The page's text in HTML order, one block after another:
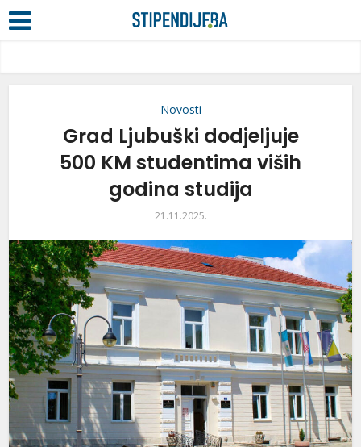
Novosti
Grad Ljubuški dodjeljuje
500 KM studentima viših
godina studija
21.11.2025.